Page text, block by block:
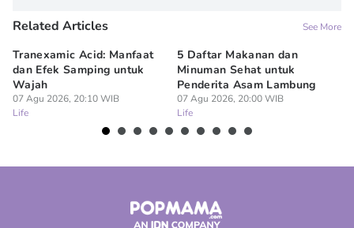
Related Articles See More
Tranexamic Acid: Manfaat
dan Efek Samping untuk
Wajah
07 Agu 2026, 20:10 WIB
Life
5 Daftar Makanan dan
Minuman Sehat untuk
Penderita Asam Lambung
07 Agu 2026, 20:00 WIB
Life